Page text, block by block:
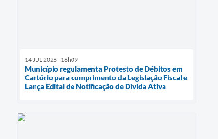
14 JUL 2026 - 16h09
Município regulamenta Protesto de Débitos em
Cartório para cumprimento da Legislação Fiscal e
Lança Edital de Notificação de Divida Ativa